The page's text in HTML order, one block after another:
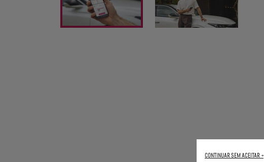
CONTINUAR SEM ACEITAR →